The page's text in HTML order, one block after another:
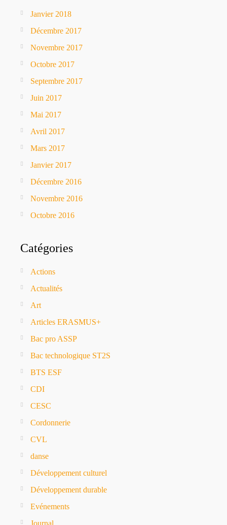
Janvier 2018
Décembre 2017
Novembre 2017
Octobre 2017
Septembre 2017
Juin 2017
Mai 2017
Avril 2017
Mars 2017
Janvier 2017
Décembre 2016
Novembre 2016
Octobre 2016
Catégories
Actions
Actualités
Art
Articles ERASMUS+
Bac pro ASSP
Bac technologique ST2S
BTS ESF
CDI
CESC
Cordonnerie
CVL
danse
Développement culturel
Développement durable
Evénements
Journal